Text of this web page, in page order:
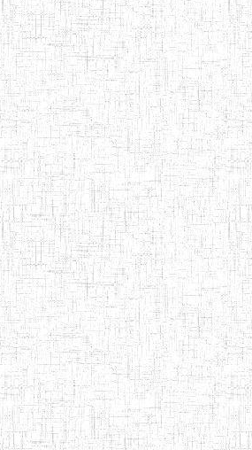
Page 11 sur 13 Total: 307
Préc. 4 5 6 7 8
9
Fin
17/07/2001 ENIEG